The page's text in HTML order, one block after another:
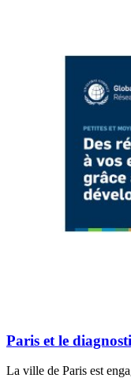
Paris et le
La ville de Paris est